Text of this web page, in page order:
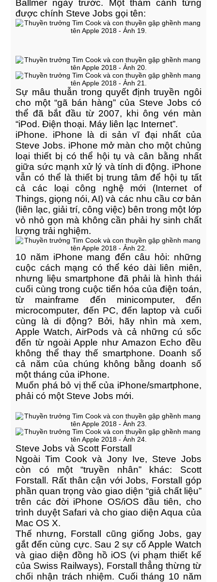
Ballmer ngày trước. Một thảm cảnh từng
được chính Steve Jobs gọi tên:
Sự mâu thuẫn trong quyết định truyền ngôi
cho một “gã bán hàng” của Steve Jobs có
thể đã bắt đầu từ 2007, khi ông vén màn
“iPod. Điện thoại. Máy liên lạc Internet”.
iPhone. iPhone là di sản vĩ đại nhất của
Steve Jobs. iPhone mở màn cho một chủng
loại thiết bị có thể hội tụ và cân bằng nhất
giữa sức mạnh xử lý và tính di động. iPhone
vẫn có thể là thiết bị trung tâm để hội tụ tất
cả các loại công nghệ mới (Internet of
Things, giọng nói, AI) và các nhu cầu cơ bản
(liên lạc, giải trí, công việc) bên trong một lớp
vỏ nhỏ gọn mà không cần phải hy sinh chất
lượng trải nghiệm.
10 năm iPhone mang đến câu hỏi: những
cuộc cách mạng có thể kéo dài liên miên,
nhưng liệu smartphone đã phải là hình thái
cuối cùng trong cuộc tiến hóa của điện toán,
từ mainframe đến minicomputer, đến
microcomputer, đến PC, đến laptop và cuối
cùng là di động? Bởi, hãy nhìn mà xem,
Apple Watch, AirPods và cả những cú sốc
đến từ ngoài Apple như Amazon Echo đều
không thể thay thế smartphone. Doanh số
cả năm của chúng không bằng doanh số
một tháng của iPhone.
Muốn phá bỏ vị thế của iPhone/smartphone,
phải có một Steve Jobs mới.
Steve Jobs và Scott Forstall
Ngoài Tim Cook và Jony Ive, Steve Jobs
còn có một “truyền nhân” khác: Scott
Forstall. Rất thân cận với Jobs, Forstall góp
phần quan trọng vào giao diện “giả chất liệu”
trên các đời iPhone OS/iOS đầu tiên, cho
trình duyệt Safari và cho giao diện Aqua của
Mac OS X.
Thế nhưng, Forstall cũng giống Jobs, gay
gắt đến cùng cực. Sau 2 sự cố Apple Watch
và giao diện đồng hồ iOS (vi phạm thiết kế
của Swiss Railways), Forstall thẳng thừng từ
chối nhận trách nhiệm. Cuối tháng 10 năm